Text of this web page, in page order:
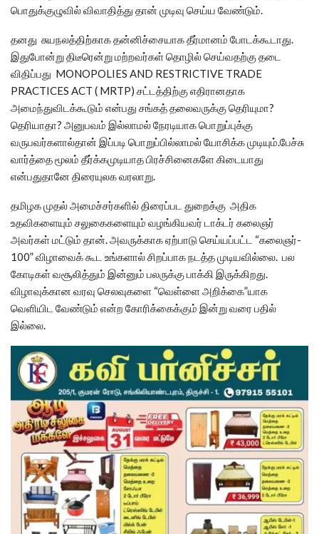
பொதுக்குழுவில் விவாதித்து தான் முடிவு செய்ய வேண்டும்.
தனது சுயநலத்திற்காக தன்னிச்சையாக தீர்மானம் போடக்கூடாது.
இதுபோன்று திடீரென்று மற்றவர்கள் தொழில் செய்வதற்கு தடை
விதிப்பது MONOPOLIES AND RESTRICTIVE TRADE
PRACTICES ACT ( MRTP) சட்டத்திற்கு எதிரானதாக
அமைந்துவிடக்கூடும் என்பது சங்கத் தலைவருக்கு தெரியுமா?
தெரியாதா? அனுபவம் இல்லாமல் நேரடியாக பொறுப்புக்கு
வருபவர்களால்தான் இப்படி பொறுப்பில்லாமல் யோசிக்க முடியும்.பேச்சு
வார்த்தை மூலம் தீர்க்கமுடியாத பிரச்சினைகளே கிடையாது
என்பதுதானே திரையுலக வரலாறு.
தமிழக முதல் அமைச்சர்களில் திரைப்பட துறைக்கு அதிக
உதவிகளையும் சலுகைகளையும் வழங்கியவர் டாக்டர் கலைஞர்
அவர்கள் மட்டும் தான். அவருக்காக ஏற்பாடு செய்யப்பட்ட “கலைஞர்-
100” விழாவைக் கூட உங்களால் சிறப்பாக நடத்த முடியவில்லை. பல
கோடிகள் வசூலித்தும் இன்னும் பலருக்கு பாக்கி இருக்கிறது.
விழாவுக்கான வரவு செலவுகளை “வெள்ளை அறிக்கை”யாக
வெளியிட வேண்டும் என்ற கோரிக்கைக்கும் இன்று வரை பதில்
இல்லை.